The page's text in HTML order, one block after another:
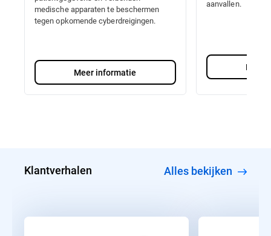
medische apparaten te beschermen
tegen opkomende cyberdreigingen.
Meer informatie
aanvallen.
Meer
Klantverhalen Alles bekijken